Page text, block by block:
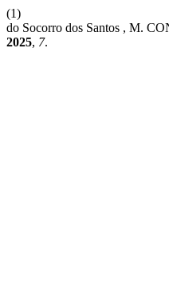
(1)
do Socorro dos Santos , M.
2025, 7.